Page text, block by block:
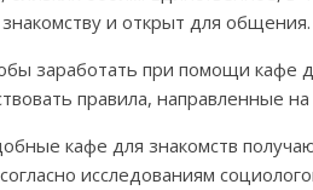
и открыт для общения.
заработать при помощи кафе
правила, направленные
кафе для знакомств
исследованиям